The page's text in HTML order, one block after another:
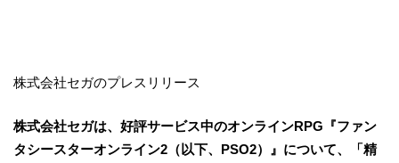
株式会社セガのプレスリリース
株式会社セガは、好評サービス中のオンラインRPG『ファン
タシースターオンライン2（以下、PSO2）』について、「精